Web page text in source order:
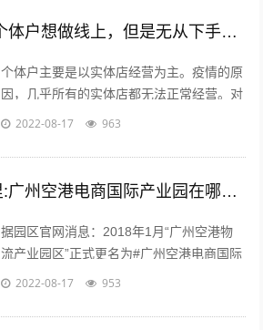
个体电商怎么做:个体户想做线上，但是无从下手，有什么建议吗？
个体户主要是以实体店经营为主。疫情的原
因，几乎所有的实体店都无法正常经营。对
于实体店来说，关门就意味着没有任何收入
2022-08-17 963
电商产业园在哪里:广州空港电商国际产业园在哪里？主要是做什么的？
据园区官网消息：2018年1月“广州空港物
流产业园区”正式更名为#广州空港电商国际
产业园#。园区名称变更通知 位于广州空港
2022-08-17 953